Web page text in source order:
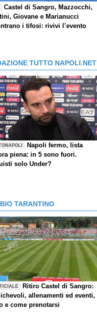
Castel di Sangro, Mazzocchi,
Giovane e Marianucci
i tifosi: rivivi l’evento
TUTTO NAPOLI.NET
Napoli fermo, lista
piena: in 5 sono fuori.
solo Under?
TARANTINO
Ritiro Castel di Sangro:
allenamenti ed eventi,
e come prenotarsi